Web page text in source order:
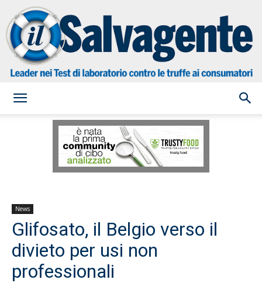
Salvagente
News
Glifosato, il Belgio verso il
divieto per usi non
professionali